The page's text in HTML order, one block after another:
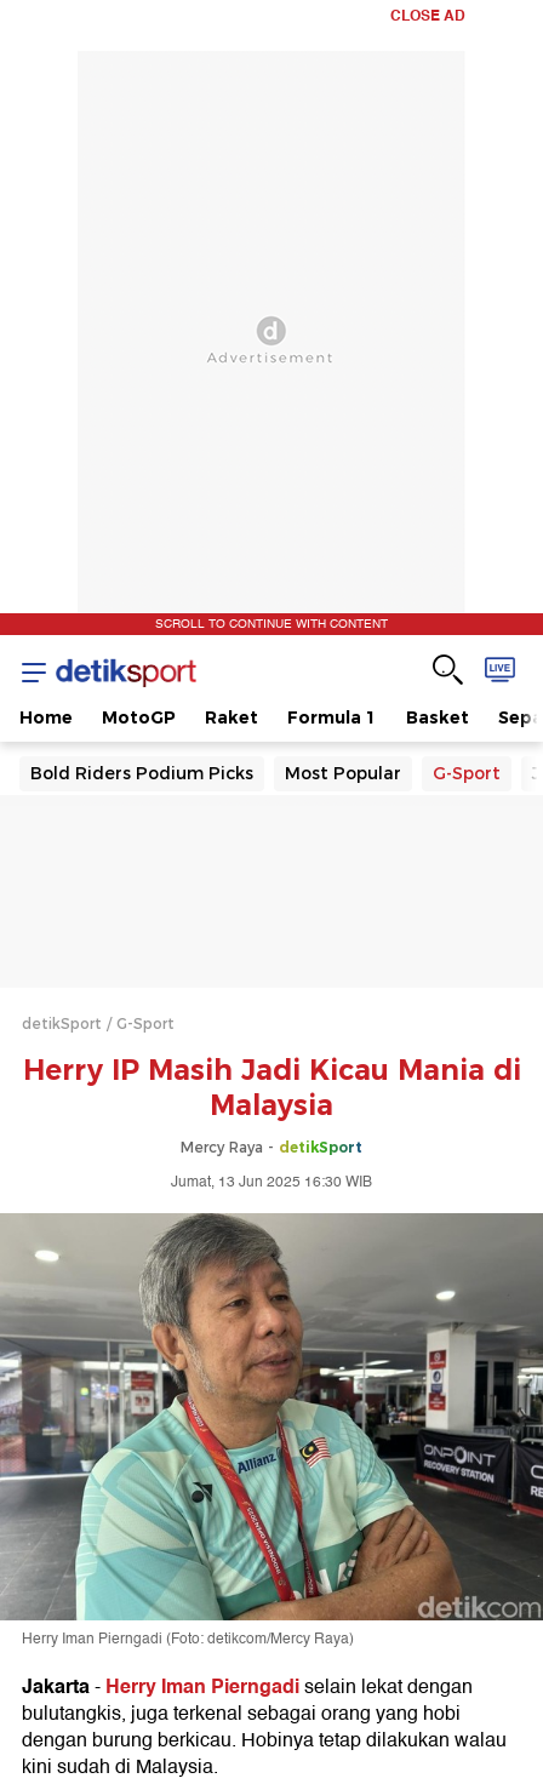
CLOSE AD
SCROLL TO CONTINUE WITH CONTENT
Home MotoGP Raket Formula 1 Basket
Bold Riders Podium Picks Most Popular G-Sport
detikSport G-Sport
Herry IP Masih Jadi Kicau Mania di
Malaysia
Mercy Raya - detikSport
Jumat, 13 Jun 2025 16:30 WIB
Herry Iman Pierngadi (Foto: detikcom/Mercy Raya)
Jakarta-Herry Iman Pierngadiselain lekat dengan
bulutangkis, juga terkenal sebagai orang yang hobi
dengan burung berkicau. Hobinya tetap dilakukan walau
kini sudah di Malaysia.